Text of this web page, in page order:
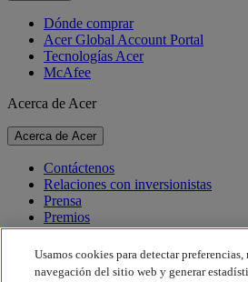
Dónde comprar
Acer Global Account Portal
Tecnologías Acer
McAfee
Acerca de Acer
Acerca de Acer
Contáctenos
Relaciones con inversionistas
Prensa
Premios
Eventos
Sostenibilidad
Usamos cookies para detectar preferencias,
navegación del sitio web y generar